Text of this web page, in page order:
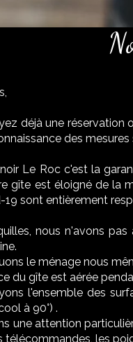
déjà une réservation
des
Le Roc c'est la
gîte est éloigné de la
19 sont entièrement
nous n'avons
le ménage nous
du gîte est aérée
l'ensemble des
à 90°) .
une attention
télécommandes, les